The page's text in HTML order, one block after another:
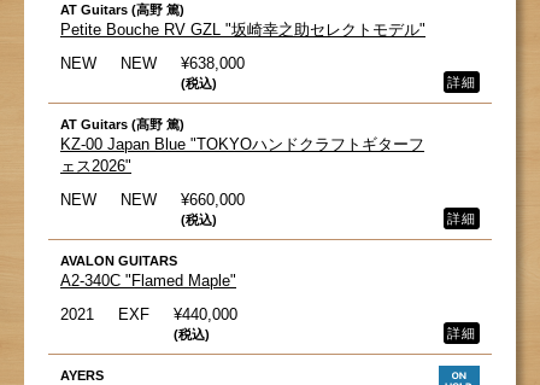
AT Guitars (高野 篤)
Petite Bouche RV GZL "坂崎幸之助セレクトモデル"
NEW
NEW ¥638,000
(税込) 詳細
AT Guitars (髙野 篤)
KZ-00 Japan Blue "TOKYOハンドクラフトギターフ
ェス2026"
NEW
NEW ¥660,000
(税込) 詳細
AVALON GUITARS
A2-340C "Flamed Maple"
2021
EXF ¥440,000
(税込) 詳細
AYERS